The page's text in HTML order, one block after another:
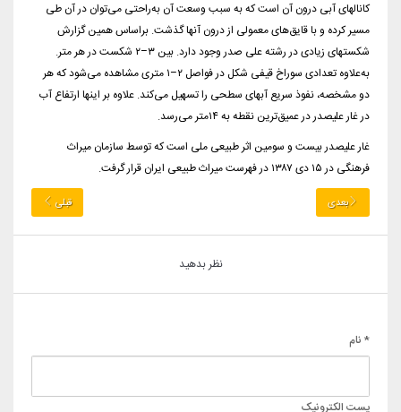
کانالهای آبی درون آن است که به سبب وسعت آن به‌راحتی می‌توان در آن طی
مسیر کرده و با قایق‌های معمولی از درون آنها گذشت. براساس همین گزارش
شکستهای زیادی در رشته علی صدر وجود دارد. بین ۳–۲ شکست در هر متر.
به‌علاوه تعدادی سوراخ قیفی شکل در فواصل ۲–۱ متری مشاهده می‌شود که هر
دو مشخصه، نفوذ سریع آبهای سطحی را تسهیل می‌کند. علاوه بر اینها ارتفاع آب
در غار علیصدر در عمیق‌ترین نقطه به ۱۴متر می‌رسد.
غار علیصدر بیست و سومین اثر طبیعی ملی است که توسط سازمان میراث
فرهنگی در ۱۵ دی ۱۳۸۷ در فهرست میراث طبیعی ایران قرار گرفت.
بعدی قبلی
نظر بدهید
* نام
پست الکترونیک